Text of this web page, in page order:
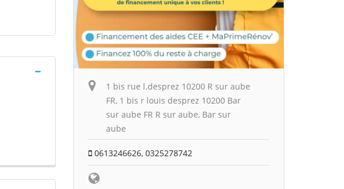
1 bis rue l.desprez 10200 R sur aube
FR, 1 bis r louis desprez 10200 Bar
sur aube FR R sur aube, Bar sur
aube
0613246626, 0325278742